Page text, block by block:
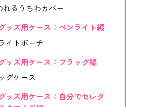
れるうちわカバー
ッズ用ケース：ペンライト編
イトポーチ
ッズ用ケース：フラッグ編
グケース
ッズ用ケース：自分でセレク